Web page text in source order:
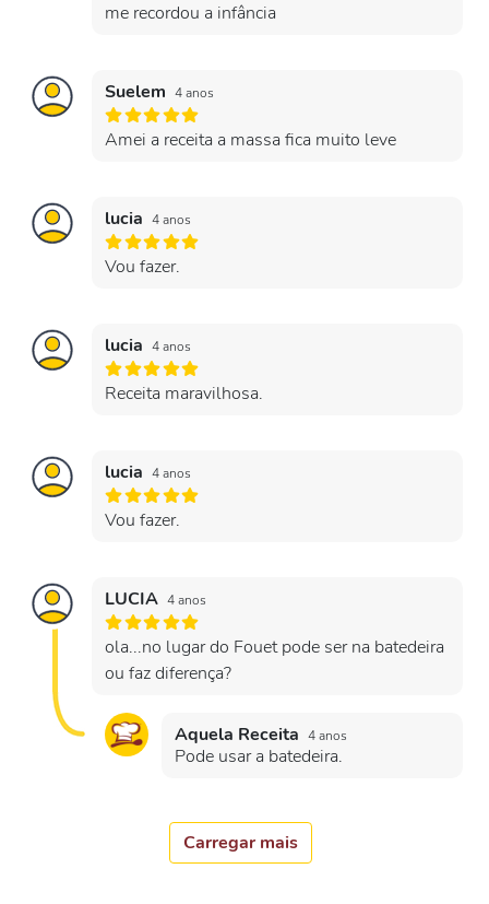
me recordou a infância
Suelem 4 anos
Amei a receita a massa fica muito leve
lucia 4 anos
Vou fazer.
lucia 4 anos
Receita maravilhosa.
lucia 4 anos
Vou fazer.
LUCIA 4 anos
ola...no lugar do Fouet pode ser na batedeira
ou faz diferença?
Aquela Receita 4 anos
Pode usar a batedeira.
Carregar mais